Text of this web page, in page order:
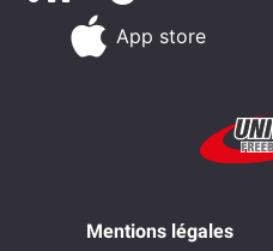
App store
Mentions légales